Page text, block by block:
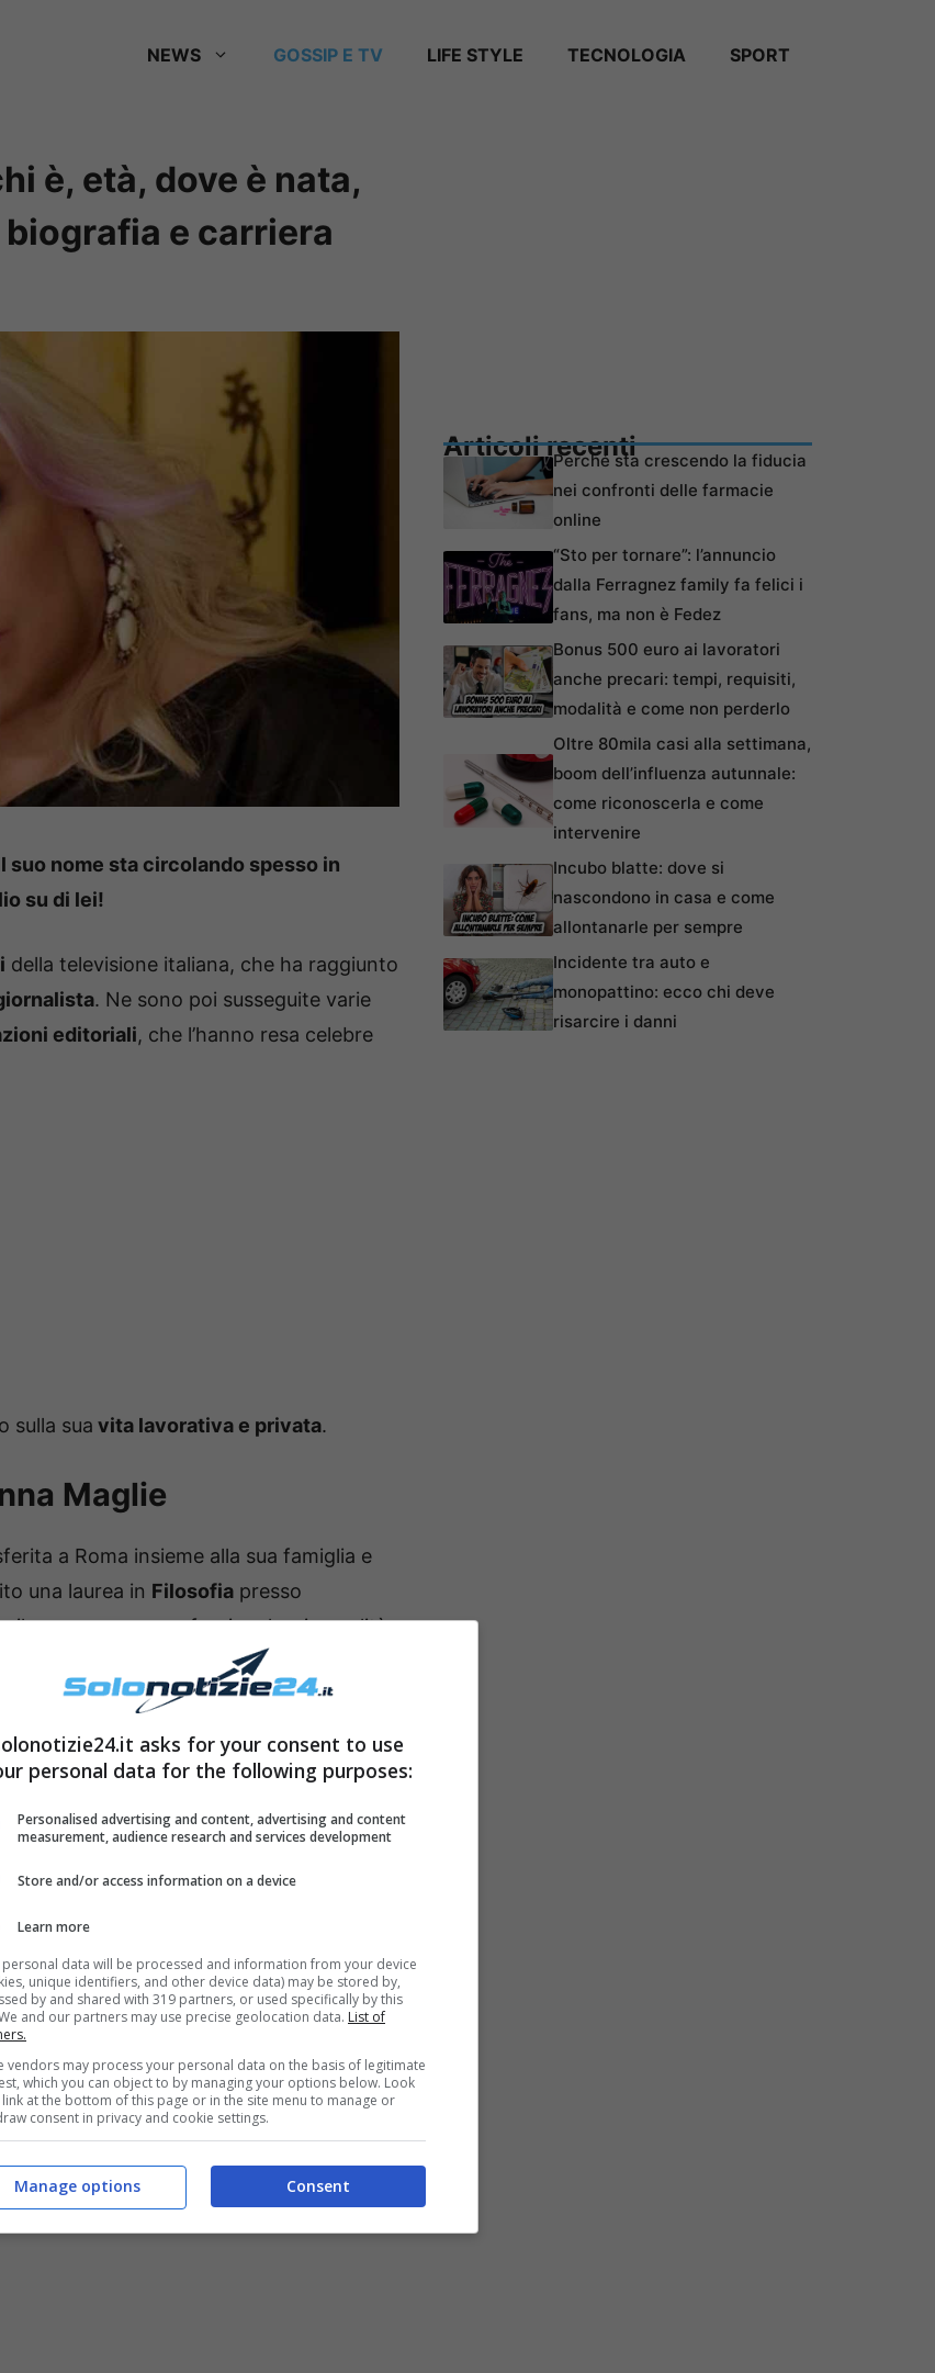
NEWS GOSSIP E TV LIFE STYLE TECNOLOGIA SPORT
è, età, dove è nata,
e carriera
suo nome sta circolando spesso in
su di lei!
della televisione italiana, che ha raggiunto
. Ne sono poi susseguite varie
editoriali, che l’hanno resa celebre
sulla sua vita lavorativa e privata.
Maglie
a Roma insieme alla sua famiglia e
una laurea in Filosofia presso
il suo percorso professionale – in qualità
Articoli recentiPerché sta crescendo la fiducia
nei confronti delle farmacie
online
“Sto per tornare”: l’annuncio
dalla Ferragnez family fa felici i
fans, ma non è Fedez
Bonus 500 euro ai lavoratori
anche precari: tempi, requisiti,
modalità e come non perderlo
Oltre 80mila casi alla settimana,
boom dell’influenza autunnale:
come riconoscerla e come
intervenire
Incubo blatte: dove si
nascondono in casa e come
allontanarle per sempre
Incidente tra auto e
monopattino: ecco chi deve
risarcire i danni
asks for your consent to use
personal data for the following purposes:
Personalised advertising and content, advertising and content
measurement, audience research and services development
Store and/or access information on a device
Learn more
data will be processed and information from your device
unique identifiers, and other device data) may be stored by,
by and shared with 319 partners, or used specifically by this
and our partners may use precise geolocation data. List of
vendors may process your personal data on the basis of legitimate
which you can object to by managing your options below. Look
at the bottom of this page or in the site menu to manage or
consent in privacy and cookie settings.
Consent
Manage options